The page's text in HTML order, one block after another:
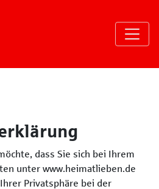
dass Sie sich bei Ihrem
unter www.heimatlieben.de
Privatsphäre bei der